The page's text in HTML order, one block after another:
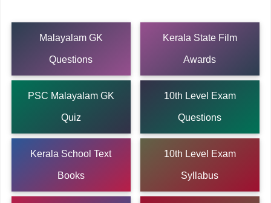
Malayalam GK
Questions
Kerala State Film
Awards
PSC Malayalam GK
Quiz
10th Level Exam
Questions
Kerala School Text
Books
10th Level Exam
Syllabus